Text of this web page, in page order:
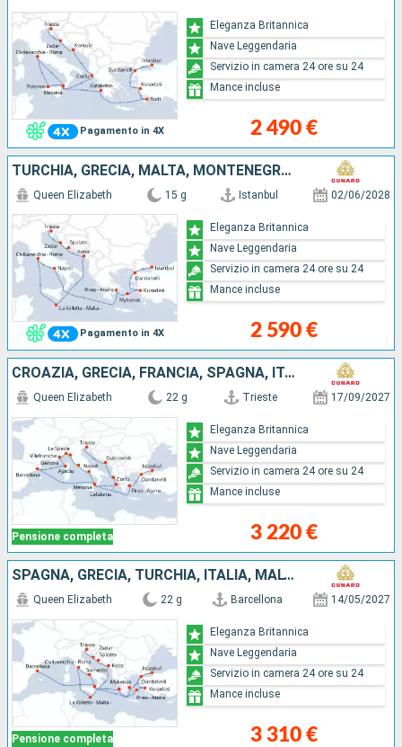
Pagamento in 4X 2 490 €
Eleganza Britannica
Nave Leggendaria
Servizio in camera 24 ore su 24
Mance incluse
TURCHIA, GRECIA, MALTA, MONTENEGRO, CROAZIA, ITALIA
Pagamento in 4X
Queen Elizabeth 15 g Istanbul 02/06/2028
2 590 €
Eleganza Britannica
Nave Leggendaria
Servizio in camera 24 ore su 24
Mance incluse
CROAZIA, GRECIA, FRANCIA, SPAGNA, ITALIA, TURCHIA
Pensione completa
Queen Elizabeth 22 g Trieste 17/09/2027
3 220 €
Eleganza Britannica
Nave Leggendaria
Servizio in camera 24 ore su 24
Mance incluse
SPAGNA, GRECIA, TURCHIA, ITALIA, MALTA, MONTENEGRO, CROAZIA
Pensione completa
Queen Elizabeth 22 g Barcellona 14/05/2027
3 310 €
Eleganza Britannica
Nave Leggendaria
Servizio in camera 24 ore su 24
Mance incluse